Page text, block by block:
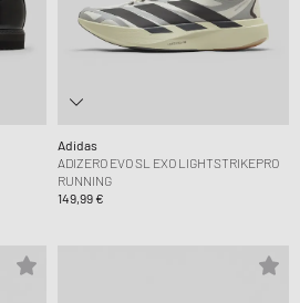
Adidas
ADIZERO EVO SL EXO LIGHTSTRIKEPRO
RUNNING
149,99 €